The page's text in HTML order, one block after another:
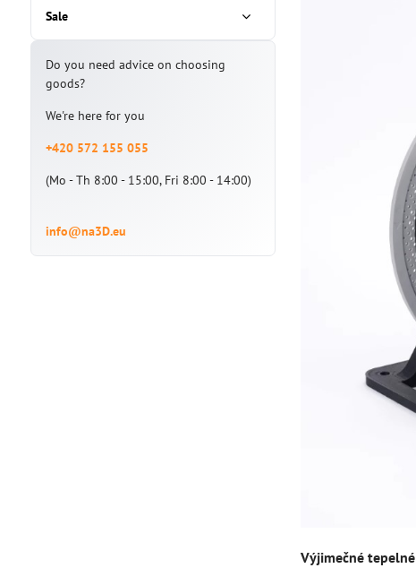
Výjimečné
Sale
Do you need advice on choosing
goods?
We're here for you
+420 572 155 055
(Mo - Th 8:00 - 15:00, Fri 8:00 - 14:00)
info@na3D.eu